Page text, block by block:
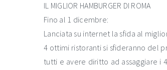
IL MIGLIOR HAMBURGER DI ROMA
Fino al 1 dicembre:
Lanciata su internet la sfida al
4 ottimi ristoranti si sfideranno del
tutti e avere diritto ad assaggiare i